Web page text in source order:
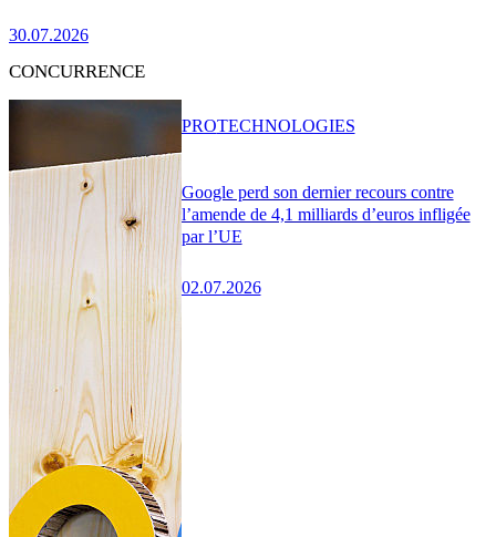
30.07.2026
CONCURRENCE
Google perd son dernier recours contre
l’amende de 4,1 milliards d’euros infligée
par l’UE
02.07.2026
PROTECHNOLOGIES